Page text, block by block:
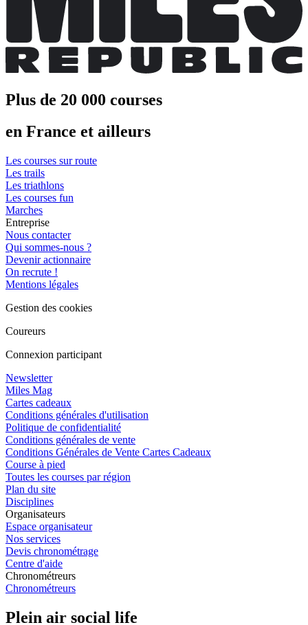
Plus de 20 000 courses
en France et ailleurs
Les courses sur route
Les trails
Les triathlons
Les courses fun
Marches
Entreprise
Nous contacter
Qui sommes-nous ?
Devenir actionnaire
On recrute !
Mentions légales
Gestion des cookies
Coureurs
Connexion participant
Newsletter
Miles Mag
Cartes cadeaux
Conditions générales d'utilisation
Politique de confidentialité
Conditions générales de vente
Conditions Générales de Vente Cartes Cadeaux
Course à pied
Toutes les courses par région
Plan du site
Disciplines
Organisateurs
Espace organisateur
Nos services
Devis chronométrage
Centre d'aide
Chronométreurs
Chronométreurs
Plein air social life